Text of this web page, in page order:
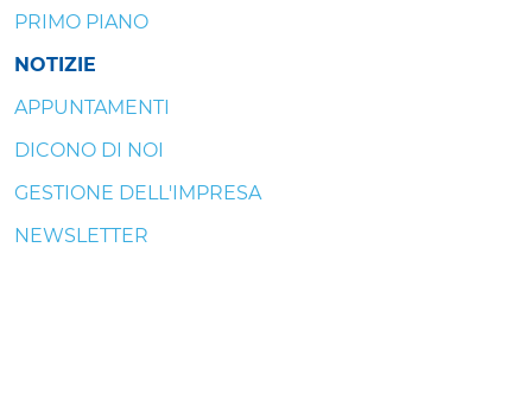
PRIMO PIANO
NOTIZIE
APPUNTAMENTI
DICONO DI NOI
GESTIONE DELL'IMPRESA
NEWSLETTER